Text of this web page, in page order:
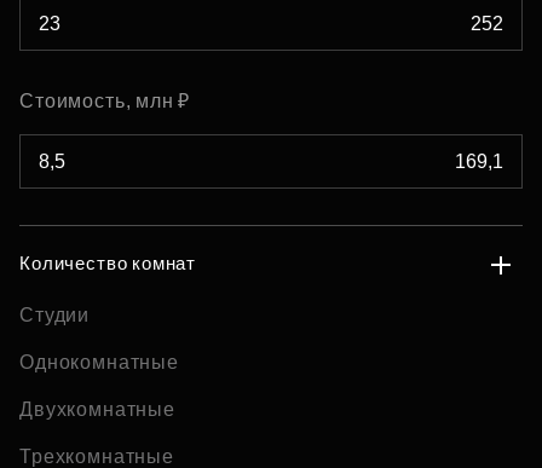
Стоимость, млн ₽
Количество комнат
Студии
Однокомнатные
Двухкомнатные
Трехкомнатные